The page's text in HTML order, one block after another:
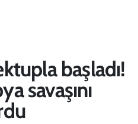
başladı!
savaşını